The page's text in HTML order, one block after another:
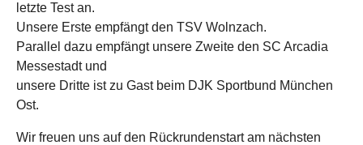
letzte Test an.
Unsere Erste empfängt den TSV Wolnzach.
Parallel dazu empfängt unsere Zweite den SC Arcadia
Messestadt und
unsere Dritte ist zu Gast beim DJK Sportbund München
Ost.
Wir freuen uns auf den Rückrundenstart am nächsten